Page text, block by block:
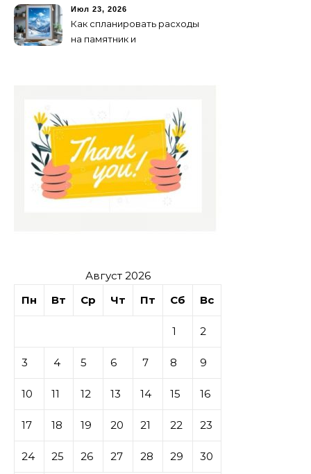
будущего для пространств
Июл 23, 2026
Как спланировать расходы
на памятник и
Август 2026
Пн
Вт Ср Чт Пт Сб Вс
1 2
3 4 5 6 7 8 9
10 11 12 13 14 15 16
17 18 19 20 21 22 23
24 25 26 27 28 29 30